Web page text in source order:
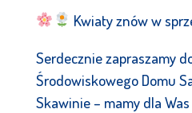
Kwiaty znów w
Serdecznie zapraszamy
Środowiskowego Domu
Skawinie – mamy dla